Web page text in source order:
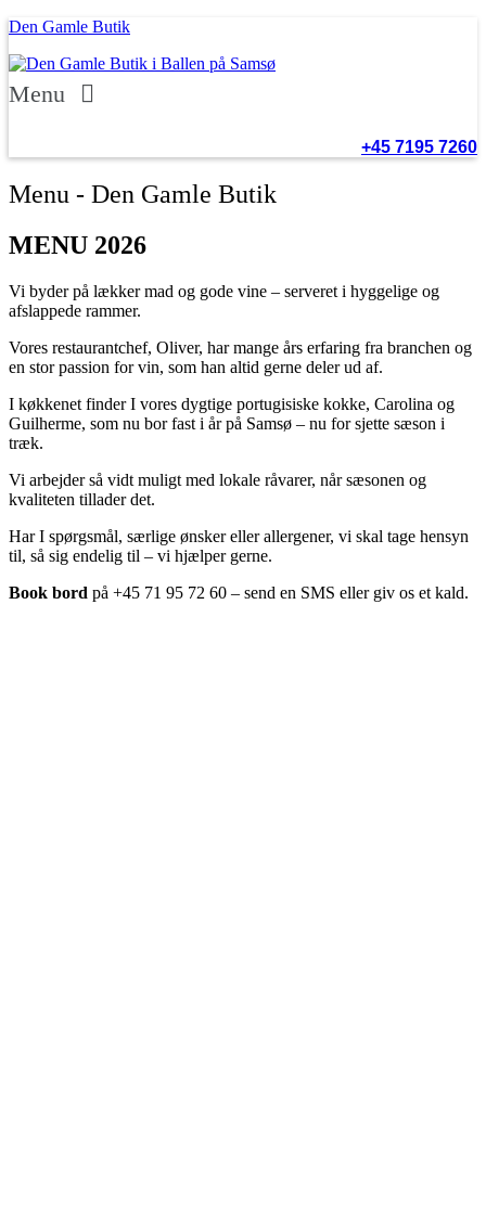
Den Gamle Butik
Menu
+45 7195 7260
Menu - Den Gamle Butik
MENU 2026
Vi byder på lækker mad og gode vine – serveret i hyggelige og
afslappede rammer.
Vores restaurantchef, Oliver, har mange års erfaring fra branchen og
en stor passion for vin, som han altid gerne deler ud af.
I køkkenet finder I vores dygtige portugisiske kokke, Carolina og
Guilherme, som nu bor fast i år på Samsø – nu for sjette sæson i
træk.
Vi arbejder så vidt muligt med lokale råvarer, når sæsonen og
kvaliteten tillader det.
Har I spørgsmål, særlige ønsker eller allergener, vi skal tage hensyn
til, så sig endelig til – vi hjælper gerne.
Book bord på +45 71 95 72 60 – send en SMS eller giv os et kald.